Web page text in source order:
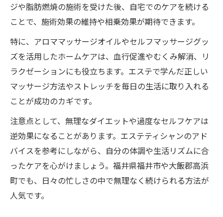
ジや脂肪燃焼の施術を受けた後、自宅でのケアを続ける
ことで、施術効果の維持や相乗効果が期待できます。
特に、アロママッサージオイルやセルフマッサージグッ
ズを活用したホームケアは、血行促進やむくみ解消、リ
ラクゼーションにも役立ちます。エステで学んだ正しい
マッサージ方法やストレッチを毎日の生活に取り入れる
ことが成功のカギです。
注意点として、無理なダイエットや過度なセルフケアは
逆効果になることがあります。エステティシャンのアド
バイスを参考にしながら、自分の体調や生活リズムに合
ったケアを心がけましょう。福井県福井市や大飯郡高浜
町でも、日々の忙しさの中で無理なく続けられる方法が
人気です。